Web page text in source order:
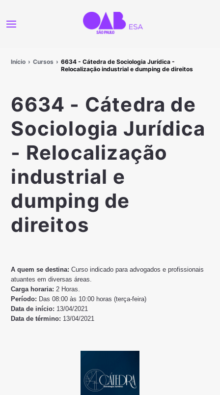
Início Cursos
6634 - Cátedra de Sociologia Jurídica -
Relocalização industrial e dumping de direitos
6634 - Cátedra de
Sociologia Jurídica
- Relocalização
industrial e
dumping de
direitos
A quem se destina:Curso indicado para advogados e profissionais
atuantes em diversas áreas.
Carga horaria:2 Horas.
Período: Das 08:00 às 10:00 horas (terça-feira)
Data de início: 13/04/2021
Data de término: 13/04/2021